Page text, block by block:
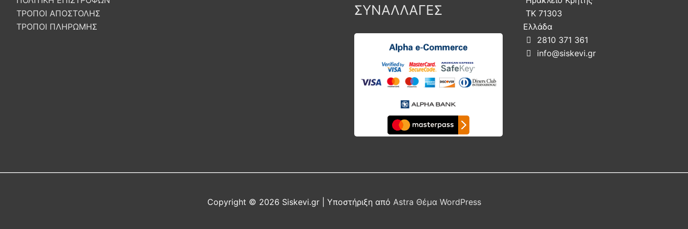
ΤΡΟΠΟΙ ΑΠΟΣΤΟΛΗΣ
ΤΡΟΠΟΙ ΠΛΗΡΩΜΗΣ
ΣΥΝΑΛΛΑΓΕΣ
ΤΚ 71303
Ελλάδα
 2810 371 361
 info@siskevi.gr
Copyright © 2026 Siskevi.gr| Υποστήριξη από Astra Θέμα WordPress